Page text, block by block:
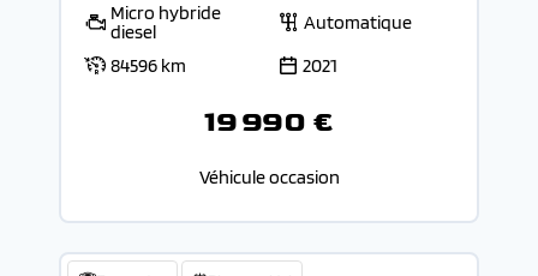
Micro hybride
diesel
Automatique
84596 km
2021
19 990 €
Véhicule occasion